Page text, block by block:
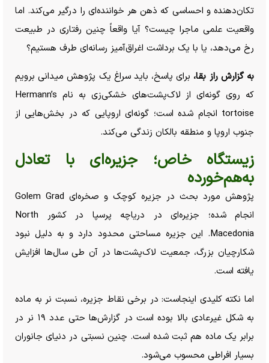
تکان‌دهنده و احساسی که ذهن هر خواننده‌ای را درگیر می‌کند. اما
واقعیت علمی ماجرا چیست؟ آیا واقعاً چنین رفتاری در طبیعت
رخ می‌دهد، یا با یک برداشت اغراق‌آمیز رسانه‌ای طرف هستیم؟
به گزارش راز بقا، برای پاسخ، باید سراغ یک پژوهش میدانی برویم
که روی گونه‌ای از لاک‌پشت‌های خشکی‌زی به نام Hermann’s
tortoise انجام شده است؛ گونه‌ای اروپایی که در بخش‌هایی از
جنوب اروپا و منطقه بالکان زندگی می‌کند.
زیستگاه خاص؛ جزیره‌ای با تعادل
به‌هم‌خورده
پژوهش مورد بحث در جزیره کوچک و صخره‌ای Golem Grad
انجام شده؛ جزیره‌ای در دریاچه پرسپا در کشور North
Macedonia. این جزیره مساحتی محدود دارد و به دلیل نبود
شکارچیان بزرگ، جمعیت لاک‌پشت‌ها در آن طی سال‌ها افزایش
یافته است.
اما نکته کلیدی اینجاست: در برخی نقاط جزیره، نسبت نر به ماده
به شکل غیرعادی بالا بوده است در گزارش‌ها حتی عدد ۱۹ نر در
برابر یک ماده هم ثبت شده است. چنین نسبتی در دنیای جانوران
بسیار افراطی محسوب می‌شود.